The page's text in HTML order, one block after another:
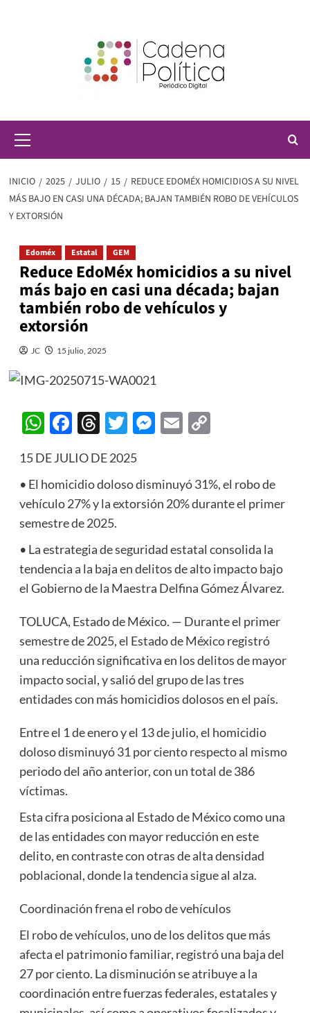
principal
INICIO 2025 JULIO 15
REDUCE EDOMÉX HOMICIDIOS A SU NIVEL
MÁS BAJO EN CASI UNA DÉCADA; BAJAN TAMBIÉN ROBO DE VEHÍCULOS
Y EXTORSIÓN
Edoméx Estatal GEM
Reduce EdoMéx homicidios a su nivel
más bajo en casi una década; bajan
también robo de vehículos y
extorsión
JC 15 julio, 2025
WhatsApp
Facebook
Threads
Twitter
Messenger
EmailCopy
15 DE JULIO DE 2025
• El homicidio doloso disminuyó 31%, el robo de
vehículo 27% y la extorsión 20% durante el primer
semestre de 2025.
• La estrategia de seguridad estatal consolida la
tendencia a la baja en delitos de alto impacto bajo
el Gobierno de la Maestra Delfina Gómez Álvarez.
TOLUCA, Estado de México. — Durante el primer
semestre de 2025, el Estado de México registró
una reducción significativa en los delitos de mayor
impacto social, y salió del grupo de las tres
entidades con más homicidios dolosos en el país.
Entre el 1 de enero y el 13 de julio, el homicidio
doloso disminuyó 31 por ciento respecto al mismo
periodo del año anterior, con un total de 386
víctimas.
Esta cifra posiciona al Estado de México como una
de las entidades con mayor reducción en este
delito, en contraste con otras de alta densidad
poblacional, donde la tendencia sigue al alza.
Coordinación frena el robo de vehículos
El robo de vehículos, uno de los delitos que más
afecta el patrimonio familiar, registró una baja del
27 por ciento. La disminución se atribuye a la
coordinación entre fuerzas federales, estatales y